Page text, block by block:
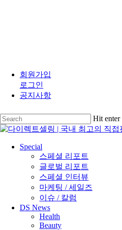
main
content
회원가입
로그인
공지사항
Hit enter
Close
search
Menu
Special
스페셜 리포트
글로벌 리포트
스페셜 인터뷰
마케팅 / 세일즈
이슈 / 칼럼
DS News
Health
Beauty